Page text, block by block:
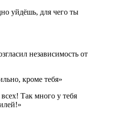
уйдёшь, для чего ты
независимость от
кроме тебя»
Так много у тебя